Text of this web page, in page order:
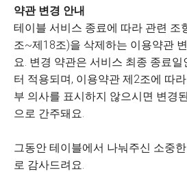
약관 변경 안내
테이블 서비스 종료에 따라 관련 조
조~제18조)을 삭제하는 이용약관
요. 변경 약관은 서비스 최종 종료
터 적용되며, 이용약관 제2조에 따
부 의사를 표시하지 않으시면 변경
으로 간주돼요.
그동안 테이블에서 나눠주신 소중
로 감사드려요.